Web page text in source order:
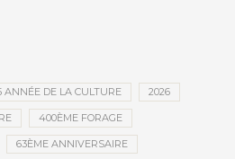
ANNÉE DE LA CULTURE 2026
400ÈME FORAGE
63ÈME ANNIVERSAIRE